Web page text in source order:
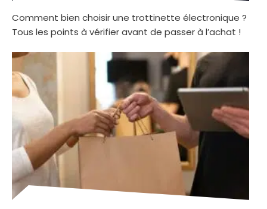
Comment bien choisir une trottinette électronique ?
Tous les points à vérifier avant de passer à l’achat !